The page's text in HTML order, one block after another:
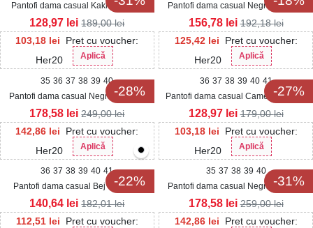
Pantofi dama casual Kaki din Piele
Ecologica Cailie
103,18 lei
Pret cu voucher:
Her20
Aplică
128,97 lei 189,00lei
Pantofi dama casual Negri din Piele
Ecologica Intoarsa Mirana2
125,42 lei
Pret cu voucher:
Her20
Aplică
156,78 lei 192,18lei
-28%
35 36 37 38 39 40
Pantofi dama casual Negri din Piele
Ecologica Fareha
142,86 lei
Pret cu voucher:
Her20
Aplică
178,58 lei 249,00lei
-27%
36 37 38 39 40 41
Pantofi dama casual Camel din Piele
Ecologica Intoarsa Isolia
103,18 lei
Pret cu voucher:
Her20
Aplică
128,97 lei 179,00lei
-22%
36 37 38 39 40 41
Pantofi dama casual Bej din Piele
Ecologica Zahia
112,51 lei
Pret cu voucher:
140,64 lei 182,01lei
-31%
35 37 38 39 40
Pantofi dama casual Negri din Piele
Ecologica Trisha
142,86 lei
Pret cu voucher:
178,58 lei 259,00lei